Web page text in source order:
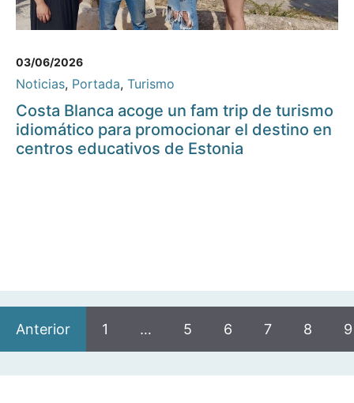
03/06/2026
Noticias, Portada, Turismo
Costa Blanca acoge un fam trip de turismo
idiomático para promocionar el destino en
centros educativos de Estonia
Anterior 1 … 5 6 7 8 9